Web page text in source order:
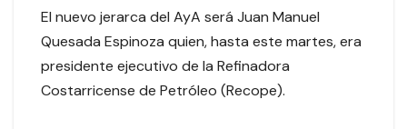
El nuevo jerarca del AyA será Juan Manuel
Quesada Espinoza quien, hasta este martes, era
presidente ejecutivo de la Refinadora
Costarricense de Petróleo (Recope).